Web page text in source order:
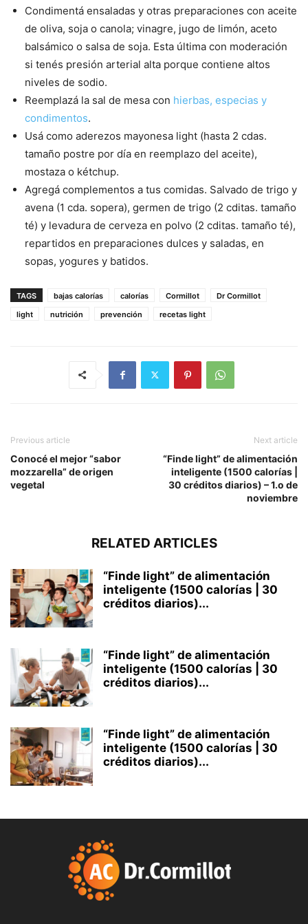
Condimentá ensaladas y otras preparaciones con aceite
de oliva, soja o canola; vinagre, jugo de limón, aceto
balsámico o salsa de soja. Esta última con moderación
si tenés presión arterial alta porque contiene altos
niveles de sodio.
Reemplazá la sal de mesa con hierbas, especias y
condimentos.
Usá como aderezos mayonesa light (hasta 2 cdas.
tamaño postre por día en reemplazo del aceite),
mostaza o kétchup.
Agregá complementos a tus comidas. Salvado de trigo y
avena (1 cda. sopera), germen de trigo (2 cditas. tamaño
té) y levadura de cerveza en polvo (2 cditas. tamaño té),
repartidos en preparaciones dulces y saladas, en
sopas, yogures y batidos.
TAGS bajas calorías calorías Cormillot
Dr Cormillot
light
nutrición prevención recetas light
Previous article
Conocé el mejor “sabor
mozzarella” de origen
vegetal
Next article
“Finde light” de alimentación
inteligente (1500 calorías |
30 créditos diarios) – 1.o de
noviembre
RELATED ARTICLES
“Finde light” de alimentación
inteligente (1500 calorías | 30
créditos diarios)...
“Finde light” de alimentación
inteligente (1500 calorías | 30
créditos diarios)...
“Finde light” de alimentación
inteligente (1500 calorías | 30
créditos diarios)...